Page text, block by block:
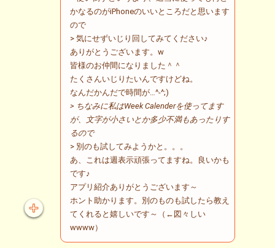
かなるのがiPhoneのいいところだと思います
ので
> 気にせずいじり回してみてください♪
ありがとうございます。w
皆様のお仲間になりました＾＾
たくさんいじりたいんですけどね。
なんだかんだで時間が…^-^;)
> ちなみに私はWeek Calenderを使ってます
が、文字が小さいとか多少不満もあったりす
るので
> 別のも試してみようかと。。。
あ、これは週表示頑張ってますね。良いかも
です♪
アプリ紹介ありがとうございます～
ホント助かります。別のものも試したら教え
てくれると嬉しいです～（←図々しい
wwww）